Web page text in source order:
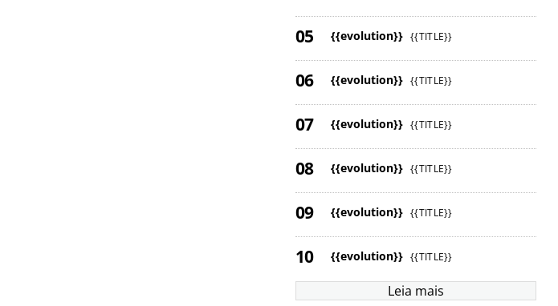
{{evolution}} {{TITLE}}
{{evolution}} {{TITLE}}
{{evolution}} {{TITLE}}
{{evolution}} {{TITLE}}
{{evolution}} {{TITLE}}
{{evolution}} {{TITLE}}
Leia mais